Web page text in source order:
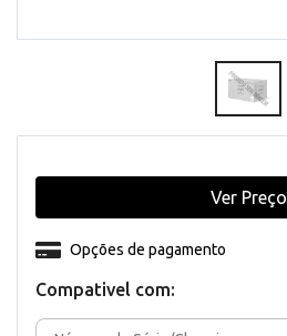
Compativel com:
Opções de pagamento
Ver Preço